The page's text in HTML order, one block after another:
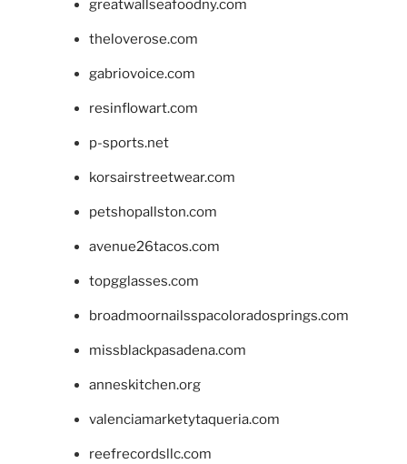
greatwallseafoodny.com
theloverose.com
gabriovoice.com
resinflowart.com
p-sports.net
korsairstreetwear.com
petshopallston.com
avenue26tacos.com
topgglasses.com
broadmoornailsspacoloradosprings.com
missblackpasadena.com
anneskitchen.org
valenciamarketytaqueria.com
reefrecordsllc.com